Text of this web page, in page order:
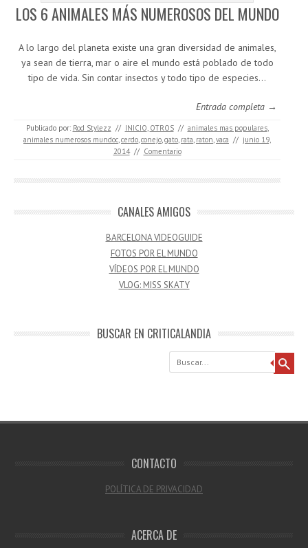
LOS 6 ANIMALES MÁS NUMEROSOS DEL MUNDO
A lo largo del planeta existe una gran diversidad de animales,
ya sean de tierra, mar o aire el mundo está poblado de todo
tipo de vida. Sin contar insectos y todo tipo de especies…
Entrada completa →
Publicado por: Rod Stylezz // INICIO, OTROS // animales mas populares,
animales numerosos mundoc,cerdo,conejo,gato, rata, raton,vaca // junio 19,
2014 // Comentario
CANALES AMIGOS
BARCELONA VIDEOGUIDE
FOTOS POR EL MUNDO
VÍDEOS POR EL MUNDO
VLOG: MISS SKATY
BUSCAR EN CRITICALANDIA
Buscar
CONTACTO
POLÍTICA DE PRIVACIDAD
ACERCA DE